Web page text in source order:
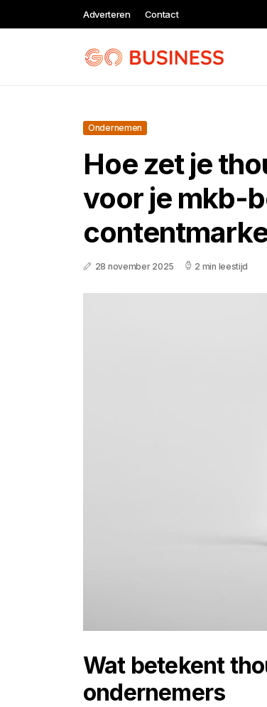
Adverteren Contact
Ondernemen
Hoe zet je
voor je mkb-
28 november 2025 2 min leestijd
Wat betekent
ondernemers